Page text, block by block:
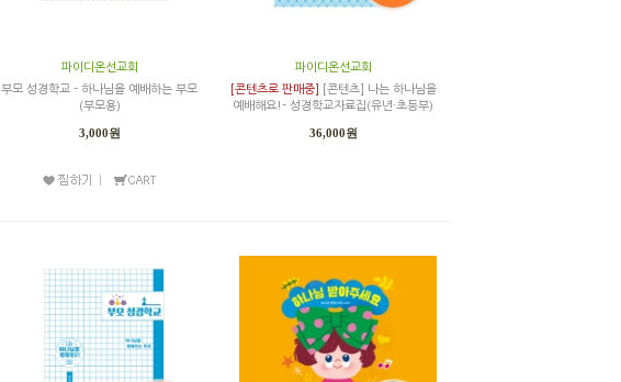
파이디온선교회
부모 성경학교 - 하나님을 예배하는 부모
(부모용)
3,000원
파이디온선교회
[콘텐츠로 판매중]
[콘텐츠] 나는 하나님을
예배해요!- 성경학교자료집(유년·초등부)
36,000원